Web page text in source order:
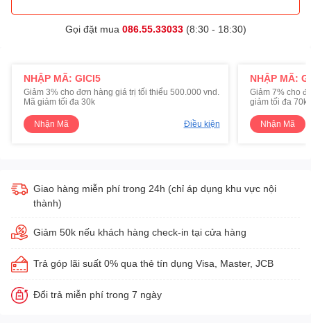
Gọi đặt mua 086.55.33033(8:30 - 18:30)
NHẬP MÃ: GICI5
Giảm 3% cho đơn hàng giá trị tối thiểu 500.000 vnd.
Mã giảm tối đa 30k
Nhận Mã Điều kiện
NHẬP MÃ:
Giảm 7% cho
giảm tối đa 70k
Nhận Mã
Giao hàng miễn phí trong 24h (chỉ áp dụng khu vực nội
thành)
Giảm 50k nếu khách hàng check-in tại cửa hàng
Trả góp lãi suất 0% qua thẻ tín dụng Visa, Master, JCB
Đổi trả miễn phí trong 7 ngày